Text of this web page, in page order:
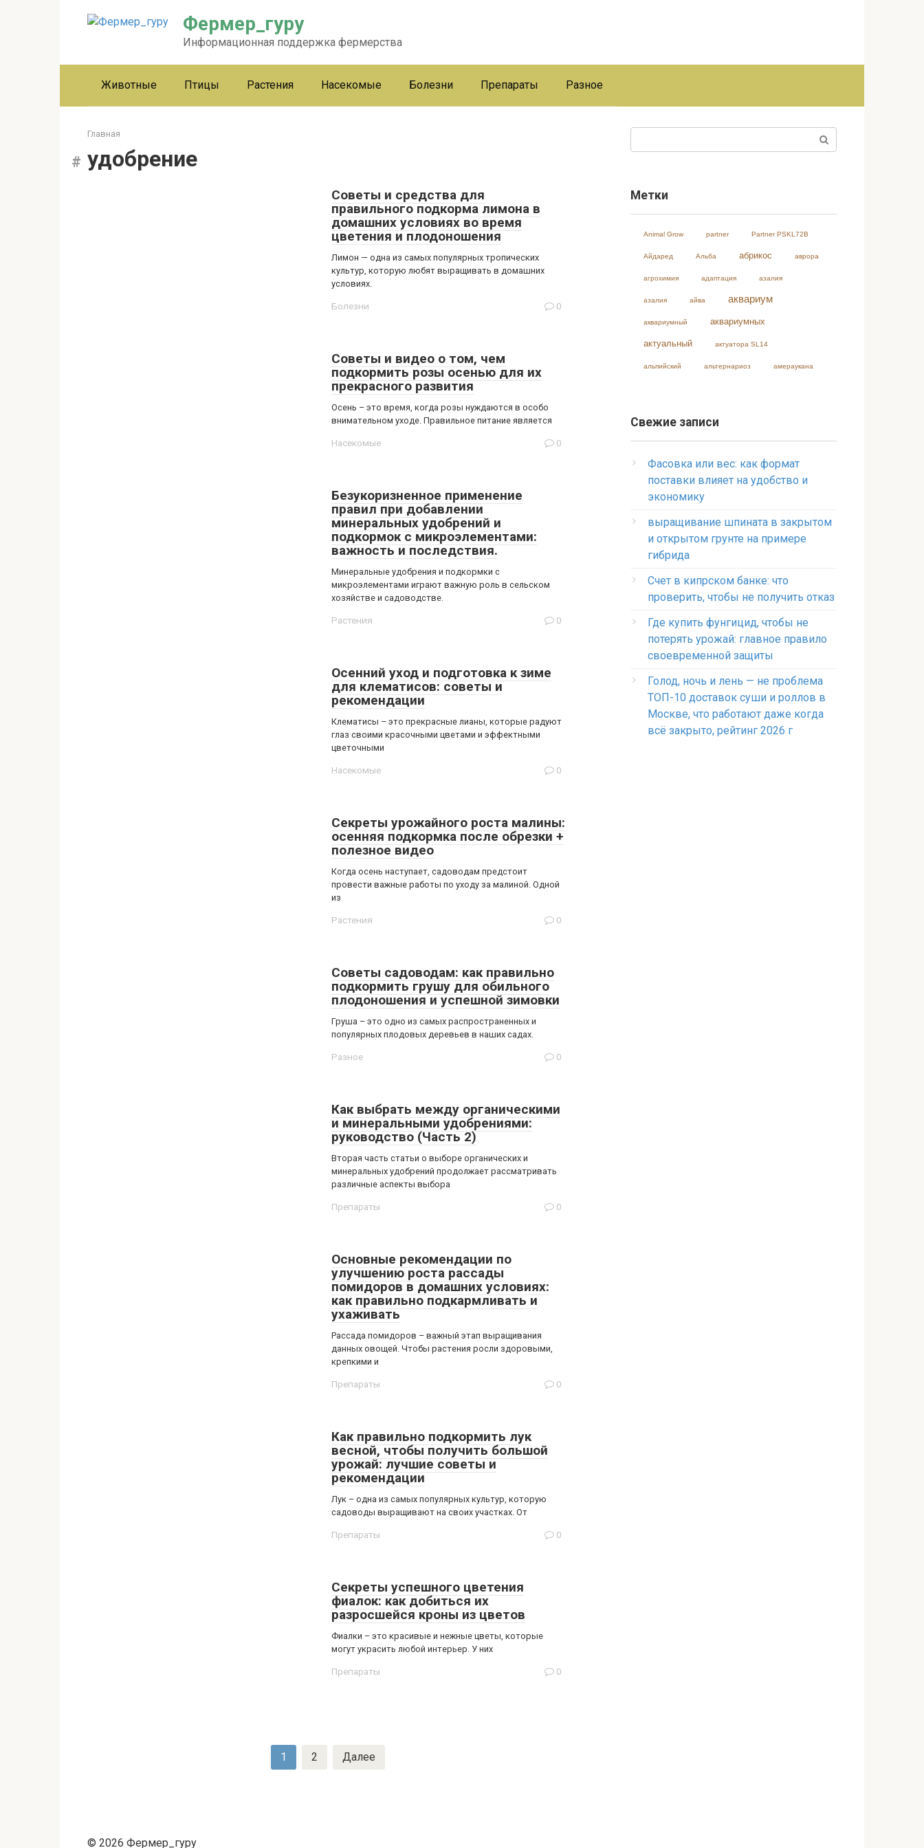
Фермер_гуру
Информационная поддержка фермерства
Животные Птицы Растения Насекомые Болезни Препараты Разное
Главная
удобрение
Советы и средства для
правильного подкорма лимона в
домашних условиях во время
цветения и плодоношения
Лимон — одна из самых популярных тропических
культур, которую любят выращивать в домашних
условиях.
Болезни 0
Советы и видео о том, чем
подкормить розы осенью для их
прекрасного развития
Осень – это время, когда розы нуждаются в особо
внимательном уходе. Правильное питание является
Насекомые 0
Безукоризненное применение
правил при добавлении
минеральных удобрений и
подкормок с микроэлементами:
важность и последствия.
Минеральные удобрения и подкормки с
микроэлементами играют важную роль в сельском
хозяйстве и садоводстве.
Растения 0
Осенний уход и подготовка к зиме
для клематисов: советы и
рекомендации
Клематисы – это прекрасные лианы, которые радуют
глаз своими красочными цветами и эффектными
цветочными
Насекомые 0
Секреты урожайного роста малины:
осенняя подкормка после обрезки +
полезное видео
Когда осень наступает, садоводам предстоит
провести важные работы по уходу за малиной. Одной
из
Растения 0
Советы садоводам: как правильно
подкормить грушу для обильного
плодоношения и успешной зимовки
Груша – это одно из самых распространенных и
популярных плодовых деревьев в наших садах.
Разное 0
Как выбрать между органическими
и минеральными удобрениями:
руководство (Часть 2)
Вторая часть статьи о выборе органических и
минеральных удобрений продолжает рассматривать
различные аспекты выбора
Препараты 0
Основные рекомендации по
улучшению роста рассады
помидоров в домашних условиях:
как правильно подкармливать и
ухаживать
Рассада помидоров – важный этап выращивания
данных овощей. Чтобы растения росли здоровыми,
крепкими и
Препараты 0
Как правильно подкормить лук
весной, чтобы получить большой
урожай: лучшие советы и
рекомендации
Лук – одна из самых популярных культур, которую
садоводы выращивают на своих участках. От
Препараты 0
Секреты успешного цветения
фиалок: как добиться их
разросшейся кроны из цветов
Фиалки – это красивые и нежные цветы, которые
могут украсить любой интерьер. У них
Препараты 0
1 2 Далее
Метки
Animal Grow partner Partner PSKL72B
Айдаред Альба абрикос аврора
агрохимия адаптация азалия
азалия айва аквариум
аквариумный аквариумных
актуальный актуатора SL14
альпийский альтернариоз амераукана
Свежие записи
Фасовка или вес: как формат
поставки влияет на удобство и
экономику
выращивание шпината в закрытом
и открытом грунте на примере
гибрида
Счет в кипрском банке: что
проверить, чтобы не получить отказ
Где купить фунгицид, чтобы не
потерять урожай: главное правило
своевременной защиты
Голод, ночь и лень — не проблема
ТОП-10 доставок суши и роллов в
Москве, что работают даже когда
всё закрыто, рейтинг 2026 г
© 2026 Фермер_гуру